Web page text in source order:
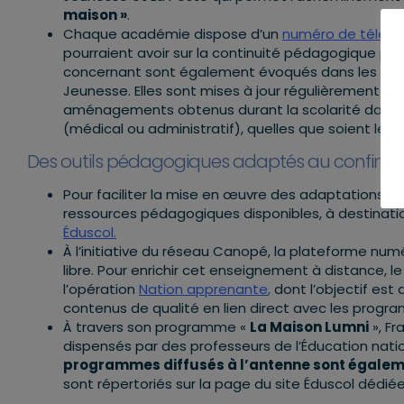
maison ».
Chaque académie dispose d’un numéro de
pourraient avoir sur la continuité pédagogique
concernant sont également évoqués dans les
Jeunesse. Elles sont mises à jour régulièrement
aménagements obtenus durant la scolarité dans
(médical ou administratif), quelles que soient les
Des outils pédagogiques adaptés au
Pour faciliter la mise en œuvre des adaptations
ressources pédagogiques disponibles, à
Éduscol.
À l’initiative du réseau Canopé, la plateforme
libre. Pour enrichir cet enseignement à distance,
l’opération Nation apprenante,dont l’objectif est
contenus de qualité en lien direct avec les
À travers son programme « La Maison Lumni »,
dispensés par des professeurs de l’Éducation
programmes diffusés à l’antenne sont
sont répertoriés sur la page du site Éduscol